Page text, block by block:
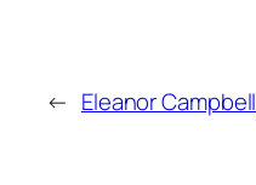
← Eleanor Campbell